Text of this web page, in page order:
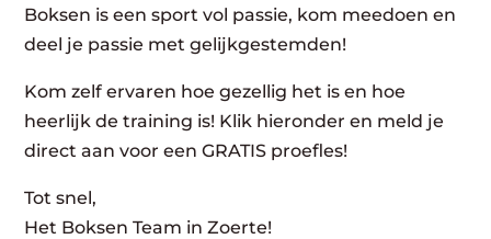
Boksen is een sport vol passie, kom meedoen en
deel je passie met gelijkgestemden!
Kom zelf ervaren hoe gezellig het is en hoe
heerlijk de training is! Klik hieronder en meld je
direct aan voor een GRATIS proefles!
Tot snel,
Het Boksen Team in Zoerte!